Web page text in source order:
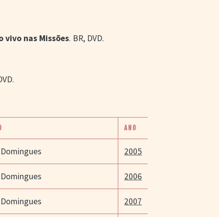
vivo nas Missões. BR, DVD.
ANO
2005
2006
2007